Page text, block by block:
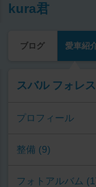
kura君
ブログ 愛車紹
スバル フォレ
プロフィール
整備 (9)
フォトアルバム